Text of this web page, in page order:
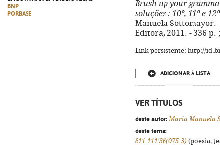
BNP
PORBASE
Brush up your
soluções : 10º, 11º e
Manuela Sottomayor.
Editora, 2011. - 336 p.
Link persistente: http://
ADICIONAR À LISTA
VER TÍTULOS
deste autor: Maria Manuela
deste tema:
811.111'36(075.3) (poesia,